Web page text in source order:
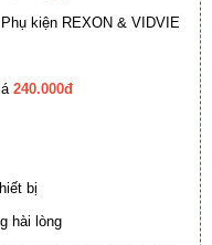
kiện REXON & VIDVIE
240.000đ
bị
hài lòng